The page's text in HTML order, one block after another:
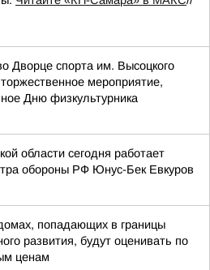
Дворце спорта им. Высоцкого
мероприятие,
Дню физкультурника
области сегодня работает
обороны РФ Юнус-Бек Евкуров
попадающих в границы
развития, будут оценивать по
ценам